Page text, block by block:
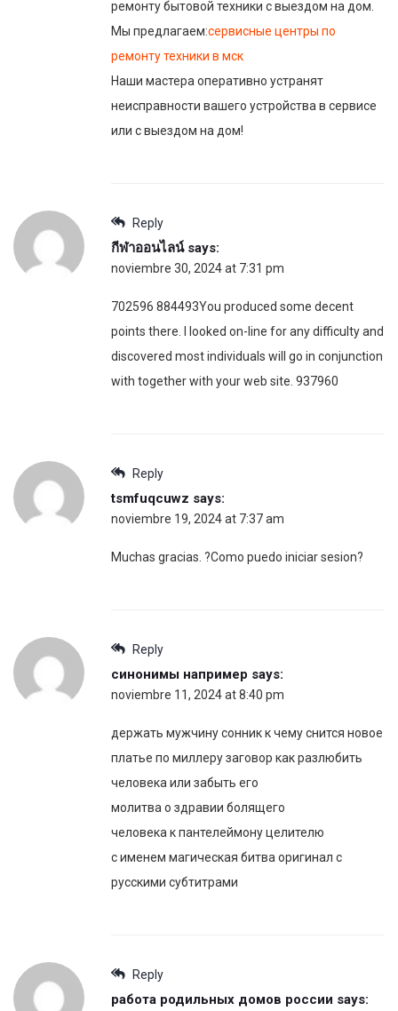
ремонту бытовой техники с выездом на дом.
Мы предлагаем:сервисные центры по
ремонту техники в мск
Наши мастера оперативно устранят
неисправности вашего устройства в сервисе
или с выездом на дом!
Reply
กีฬาออนไลน์ says:
noviembre 30, 2024 at 7:31 pm
702596 884493You produced some decent
points there. I looked on-line for any difficulty and
discovered most individuals will go in conjunction
with together with your web site. 937960
Reply
tsmfuqcuwz says:
noviembre 19, 2024 at 7:37 am
Muchas gracias. ?Como puedo iniciar sesion?
Reply
синонимы например says:
noviembre 11, 2024 at 8:40 pm
держать мужчину сонник к чему снится новое
платье по миллеру заговор как разлюбить
человека или забыть его
молитва о здравии болящего
человека к пантелеймону целителю
с именем магическая битва оригинал с
русскими субтитрами
Reply
работа родильных домов россии says: